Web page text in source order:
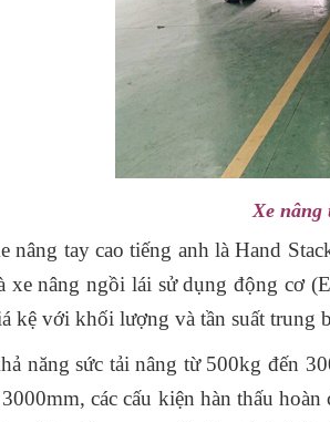
Xe nâng
nâng tay cao tiếng anh là Hand
xe nâng ngồi lái sử dụng động cơ
kệ với khối lượng và tần suất trung
năng sức tải nâng từ 500kg đến
các cấu kiện hàn thấu
nâng phổ biến
nhất năm 2024